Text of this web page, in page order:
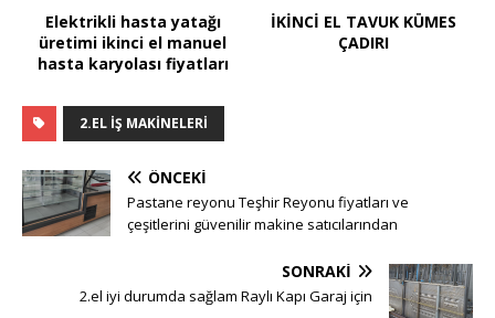
Elektrikli hasta yatağı
üretimi ikinci el manuel
hasta karyolası fiyatları
İKİNCİ EL TAVUK KÜMES
ÇADIRI
2.EL IŞ MAKINELERI
ÖNCEKI
Pastane reyonu Teşhir Reyonu fiyatları ve
çeşitlerini güvenilir makine satıcılarından
SONRAKI
2.el iyi durumda sağlam Raylı Kapı Garaj için